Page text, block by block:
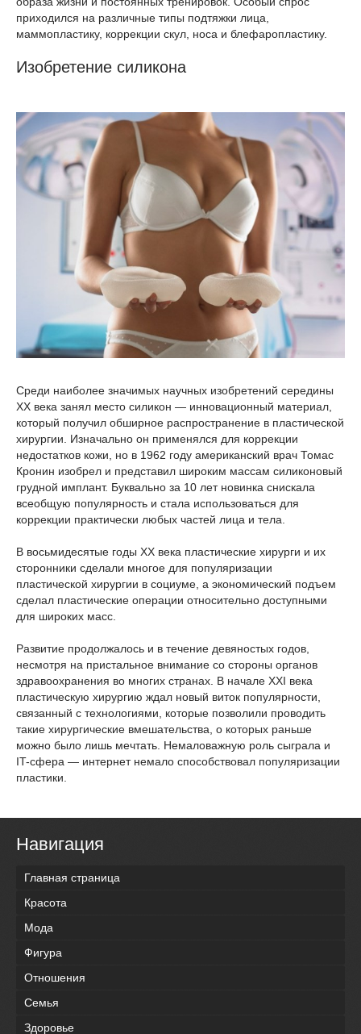
приходился на различные типы подтяжки лица,
маммопластику, коррекции скул, носа и блефаропластику.
Изобретение силикона
Среди наиболее значимых научных изобретений середины
XX века занял место силикон — инновационный материал,
который получил обширное распространение в пластической
хирургии. Изначально он применялся для коррекции
недостатков кожи, но в 1962 году американский врач Томас
Кронин изобрел и представил широким массам силиконовый
грудной имплант. Буквально за 10 лет новинка снискала
всеобщую популярность и стала использоваться для
коррекции практически любых частей лица и тела.
В восьмидесятые годы XX века пластические хирурги и их
сторонники сделали многое для популяризации
пластической хирургии в социуме, а экономический подъем
сделал пластические операции относительно доступными
для широких масс.
Развитие продолжалось и в течение девяностых годов,
несмотря на пристальное внимание со стороны органов
здравоохранения во многих странах. В начале XXI века
пластическую хирургию ждал новый виток популярности,
связанный с технологиями, которые позволили проводить
такие хирургические вмешательства, о которых раньше
можно было лишь мечтать. Немаловажную роль сыграла и
IT-сфера — интернет немало способствовал популяризации
пластики.
Навигация
Главная страница
Красота
Мода
Фигура
Отношения
Семья
Здоровье